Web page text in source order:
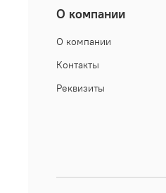
О компании
О компании
Контакты
Реквизиты